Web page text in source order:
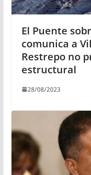
El Puente
comunica a
Restrepo no
estructural
28/08/2023